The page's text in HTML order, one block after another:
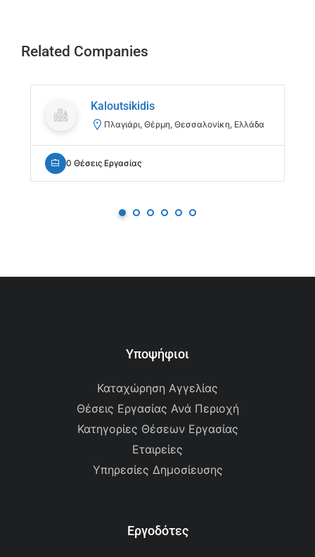
Related Companies
Kaloutsikidis
Πλαγιάρι, Θέρμη, Θεσσαλονίκη, Ελλάδα
0 Θέσεις Εργασίας
Υποψήφιοι
Καταχώρηση Αγγελίας
Θέσεις Εργασίας Ανά Περιοχή
Κατηγορίες Θέσεων Εργασίας
Εταιρείες
Υπηρεσίες Δημοσίευσης
Εργοδότες